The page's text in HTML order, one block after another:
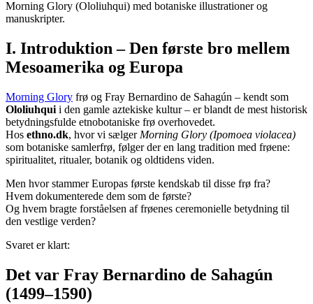
I. Introduktion – Den første bro mellem
Mesoamerika og Europa
Morning Glory frø og Fray Bernardino de Sahagún – kendt som
Ololiuhqui i den gamle aztekiske kultur – er blandt de mest historisk
betydningsfulde etnobotaniske frø overhovedet.
Hos ethno.dk, hvor vi sælger Morning Glory (Ipomoea violacea)
som botaniske samlerfrø, følger der en lang tradition med frøene:
spiritualitet, ritualer, botanik og oldtidens viden.
Men hvor stammer Europas første kendskab til disse frø fra?
Hvem dokumenterede dem som de første?
Og hvem bragte forståelsen af frøenes ceremonielle betydning til
den vestlige verden?
Svaret er klart:
Det var Fray Bernardino de Sahagún
(1499–1590)